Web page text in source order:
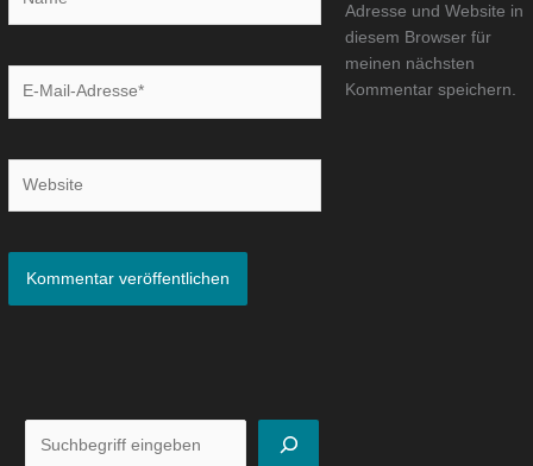
Adresse und Website in
diesem Browser für
meinen nächsten
Kommentar speichern.